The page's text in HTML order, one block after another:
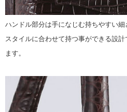
ハンドル部分は手になじむ持ちやすい
スタイルに合わせて持つ事ができる設
ます。